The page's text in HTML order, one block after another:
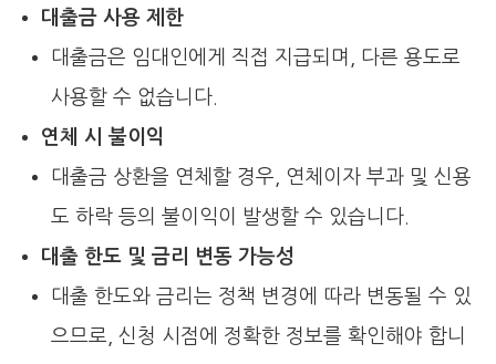
대출금 사용 제한
대출금은 임대인에게 직접 지급되며, 다른 용도로
사용할 수 없습니다.
연체 시 불이익
대출금 상환을 연체할 경우, 연체이자 부과 및 신용
도 하락 등의 불이익이 발생할 수 있습니다.
대출 한도 및 금리 변동 가능성
대출 한도와 금리는 정책 변경에 따라 변동될 수 있
으므로, 신청 시점에 정확한 정보를 확인해야 합니